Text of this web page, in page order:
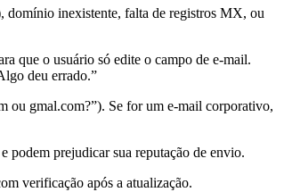
domínio inexistente, falta de registros MX, ou
que o usuário só edite o campo de e-mail.
deu errado.”
ou gmal.com?”). Se for um e-mail corporativo,
podem prejudicar sua reputação de envio.
verificação após a atualização.